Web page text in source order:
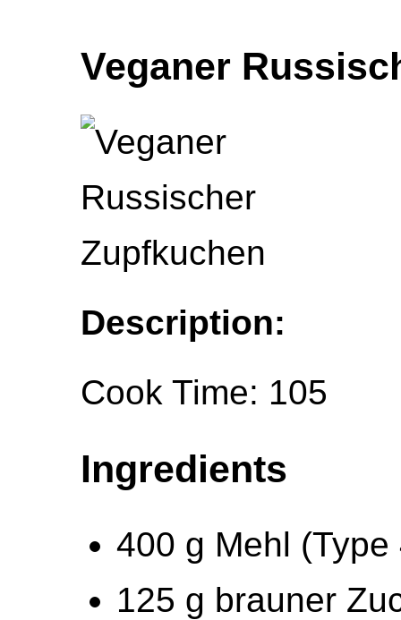
Veganer
Description:
Cook Time: 105
Ingredients
400 g Mehl (Type
125 g brauner